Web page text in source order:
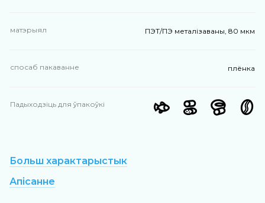
матэрыял ПЭТ/ПЭ металізаваны, 80 мкм
спосаб пакаванне плёнка
Падыходзіць для ўпакоўкі
Больш характарыстык
Апісанне